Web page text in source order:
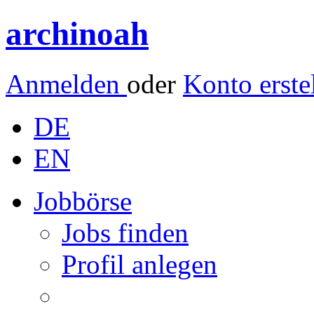
archinoah
Anmelden oder Konto
DE
EN
Jobbörse
Jobs finden
Profil anlegen